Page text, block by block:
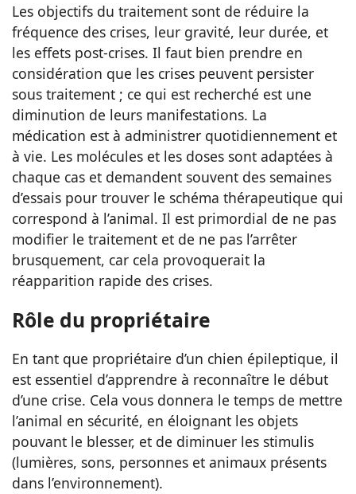
Les objectifs du traitement sont de réduire la
fréquence des crises, leur gravité, leur durée, et
les effets post-crises. Il faut bien prendre en
considération que les crises peuvent persister
sous traitement ; ce qui est recherché est une
diminution de leurs manifestations. La
médication est à administrer quotidiennement et
à vie. Les molécules et les doses sont adaptées à
chaque cas et demandent souvent des semaines
d’essais pour trouver le schéma thérapeutique qui
correspond à l’animal. Il est primordial de ne pas
modifier le traitement et de ne pas l’arrêter
brusquement, car cela provoquerait la
réapparition rapide des crises.
Rôle du propriétaire
En tant que propriétaire d’un chien épileptique, il
est essentiel d’apprendre à reconnaître le début
d’une crise. Cela vous donnera le temps de mettre
l’animal en sécurité, en éloignant les objets
pouvant le blesser, et de diminuer les stimulis
(lumières, sons, personnes et animaux présents
dans l’environnement).